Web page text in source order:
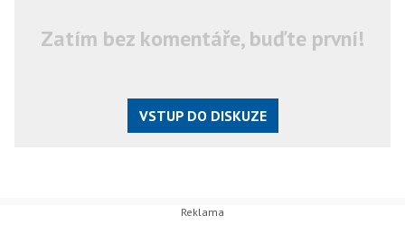
Zatím bez komentáře, buďte první!
VSTUP DO DISKUZE